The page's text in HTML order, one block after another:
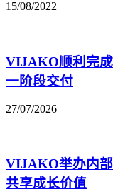
15/08/2022
VIJAKO顺利完
一阶段交付
27/07/2026
VIJAKO举办内部
共享成长价值